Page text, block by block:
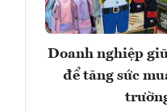
Doanh nghiệp
để tăng sức